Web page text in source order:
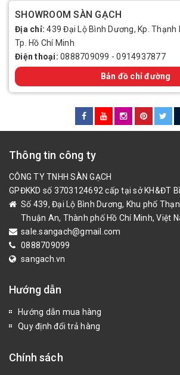
SHOWROOM SÀN GẠCH
Địa chỉ:439 Đại Lộ Bình Dương, Kp. Thạnh
Tp. Hồ Chí Minh
Điện thoại: 0888709099 -0914937877
Bản đồ chỉ đường
Thông tin công ty
CÔNG TY TNHH SÀN GẠCH
GPĐKKD số 3703124692 cấp tại sở KH&ĐT
Số 439, Đại Lộ Bình Dương, Khu phố
Thuận An, Thành phố Hồ Chí Minh, Việt
sale.sangach@gmail.com
0888709099
sangach.vn
Hướng dẫn
Hướng dẫn mua hàng
Quy định đổi trả hàng
Chính sách